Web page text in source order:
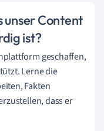
unser Content
ist?
geschaffen,
Lerne die
Fakten
dass er